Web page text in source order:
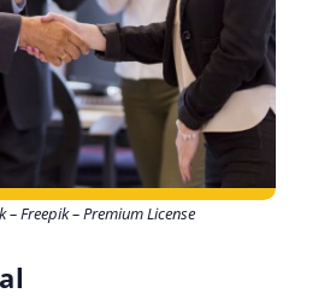
– Freepik – Premium License